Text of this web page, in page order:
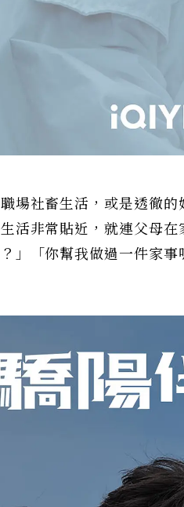
場社畜生活，或是透徹
活非常貼近，就連父母
」「你幫我做過一件家